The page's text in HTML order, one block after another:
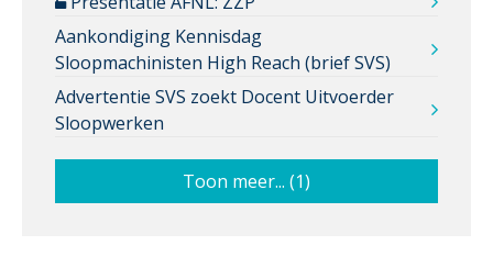
Aankondiging Kennisdag
Sloopmachinisten High Reach (brief SVS)
Advertentie SVS zoekt Docent Uitvoerder
Sloopwerken
Toon meer... (1)